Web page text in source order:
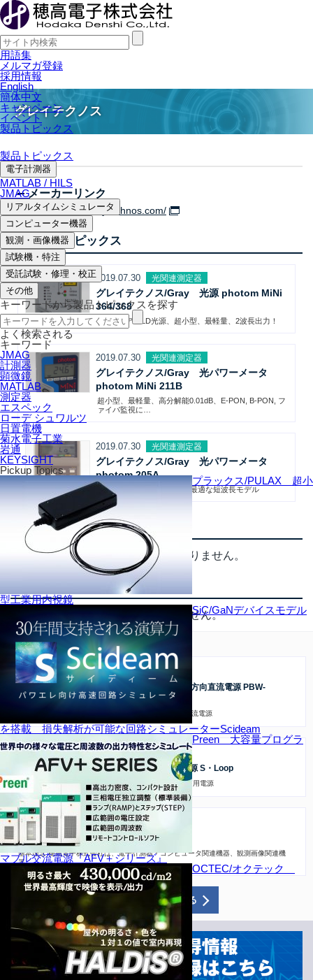
用語集
メルマガ登録
採用情報
English
簡体中文
キャンペーン
イベント
製品トピックス
製品トピックス
電子計測器
MATLAB / HILS
JMAG
リアルタイムシミュレータ
コンピューター機器
観測・画像機器
試験機・特注
受託試験・修理・校正
その他
キーワードから製品トピックスを探す
よく検索される
キーワード
JMAG
計測器
顕微鏡
MATLAB
測定器
エスペック
ローデ シュワルツ
日置電機
菊水電子工業
岩通
KEYSIGHT
Pickup Topics
プラックス/PULAX 超小
型工業用内視鏡
SiC/GaNデバイスモデル
を搭載 損失解析が可能な回路シミュレーターScideam
Preen 大容量プログラ
マブル交流電源『AFV＋シリーズ』
OCTEC/オクテック
グレイテクノス
メーカーリンク
http://www.graytechnos.com/
関連製品トピックス
2019.07.30 光関連測定器
グレイテクノス/Gray 光源 photom MiNi
364/368
MiniデュアルLD光源、超小型、最軽量、2波長出力！
2019.07.30 光関連測定器
グレイテクノス/Gray 光パワーメータ
photom MiNi 211B
超小型、最軽量、高分解能0.01dB、E-PON, B-PON, フ
ァイバ監視に…
2019.07.30 光関連測定器
グレイテクノス/Gray 光パワーメータ
photom 205A
正波POFファイバー測定に最適な短波長モデル
関連キャンペーン情報
関連するキャンペーン情報は現在ありません。
関連するイベント情報は現在ありません。
新着情報
2026.08.06 製品トピックス
TEXIO/テクシオ・テクノロジー 15kW回生双方向直流電源 PBW-
153HXVシリーズ
直並列を自在に拡張！最大300kWの15kW回生双方向直流電源
2026.08.04 製品トピックス
三社電機製作所/SanRex 30kW双方向直流電源 S・Loop
直並列の組み合わせが自由に出来る高性能な試験・評価用電源
2026.07.31 お知らせ
情報セキュリティ基本方針
基本理念 穂高電子株式会社は、電子計測器・コンピュータ関連機器、観測画像関連機
器…
新着情報をもっと見る